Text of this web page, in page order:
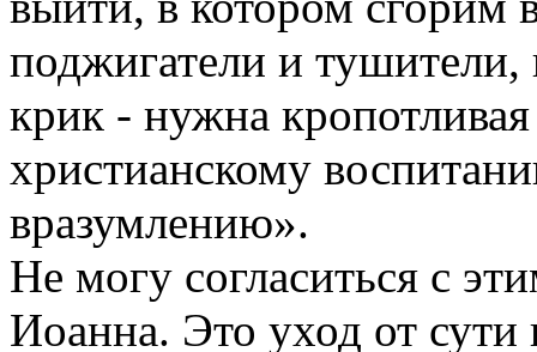
поджигатели и
крик - нужна
христианскому
вразумлению».
Не могу согласиться с
Иоанна. Это уход от сути